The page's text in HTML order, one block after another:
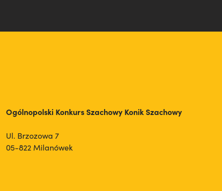
Ogólnopolski Konkurs Szachowy Konik Szachowy
Ul. Brzozowa 7
05-822 Milanówek